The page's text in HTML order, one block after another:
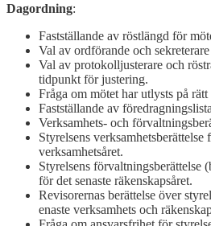
Dagordning:
Fastställande av röstlängd för
Val av ordförande och
Val av protokolljusterare och
tidpunkt för justering.
Fråga om mötet har utlysts på rätt
Fastställande av
Verksamhets- och
Styrelsens verksamhetsberättelse
verksamhetsåret.
Styrelsens förvaltningsberättelse
för det senaste räkenskapsåret.
Revisorernas berättelse över
enaste verksamhets och